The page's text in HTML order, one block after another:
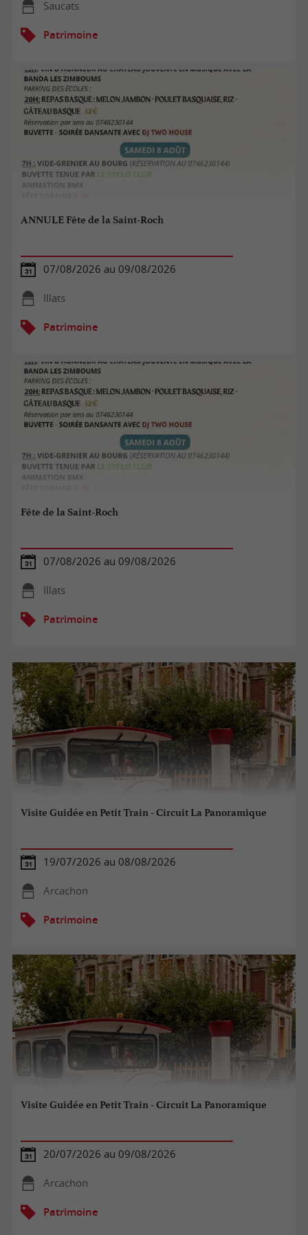
Saucats
Patrimoine
ANNULE Fête de la Saint-Roch
07/08/2026 au 09/08/2026
Illats
Patrimoine
Fête de la Saint-Roch
07/08/2026 au 09/08/2026
Illats
Patrimoine
Visite Guidée en Petit Train - Circuit La Panoramique
19/07/2026 au 08/08/2026
Arcachon
Patrimoine
Visite Guidée en Petit Train - Circuit La Panoramique
20/07/2026 au 09/08/2026
Arcachon
Patrimoine